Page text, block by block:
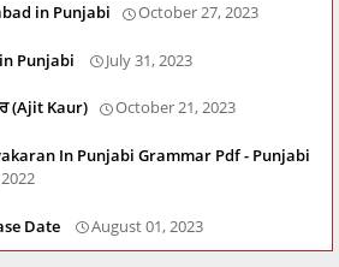
in Punjabi October 27, 2023
Punjabi July 31, 2023
(Ajit Kaur) October 21, 2023
In Punjabi Grammar Pdf - Punjabi
Date August 01, 2023